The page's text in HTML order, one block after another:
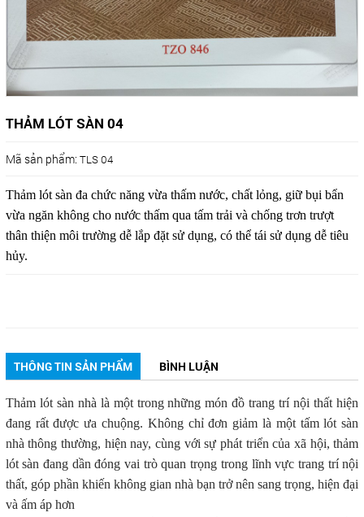
THẢM LÓT SÀN 04
Mã sản phẩm: TLS 04
Thảm lót sàn đa chức năng vừa thấm nước, chất lỏng, giữ bụi bẩn
vừa ngăn không cho nước thấm qua tấm trải và chống trơn trượt
thân thiện môi trường dễ lắp đặt sử dụng, có thể tái sử dụng dễ tiêu
hủy.
THÔNG TIN SẢN PHẨM BÌNH LUẬN
Thảm lót sàn nhà là một trong những món đồ trang trí nội thất hiện
đang rất được ưa chuộng. Không chỉ đơn giảm là một tấm lót sàn
nhà thông thường, hiện nay, cùng với sự phát triển của xã hội, thảm
lót sàn đang dần đóng vai trò quan trọng trong lĩnh vực trang trí nội
thất, góp phần khiến không gian nhà bạn trở nên sang trọng, hiện đại
và ấm áp hơn